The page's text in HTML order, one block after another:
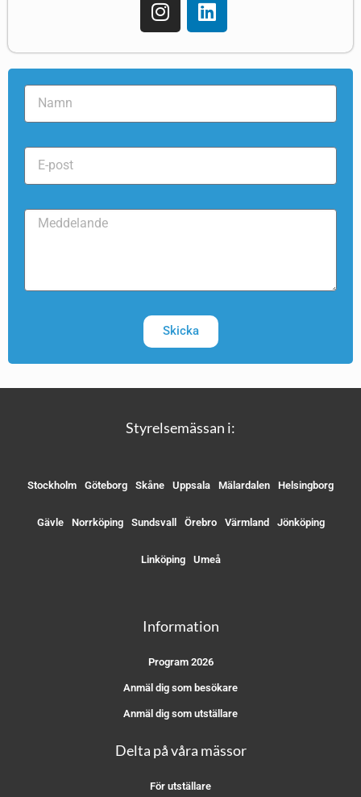
Skicka
Styrelsemässan i:
Stockholm Göteborg Skåne Uppsala Mälardalen Helsingborg
Gävle Norrköping Sundsvall Örebro Värmland Jönköping
Linköping Umeå
Information
Program 2026
Anmäl dig som besökare
Anmäl dig som utställare
Delta på våra mässor
För utställare